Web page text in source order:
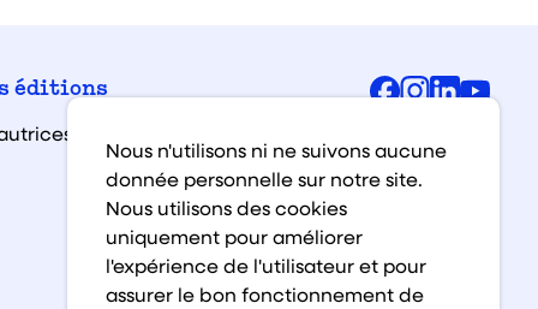
éditions
et auteurs
Facebook
Nous n'utilisons ni ne suivons aucune
donnée personnelle sur notre site.
Nous utilisons des cookies
uniquement pour améliorer
l'expérience de l'utilisateur et pour
assurer le bon fonctionnement de